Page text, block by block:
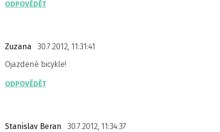
ODPOVĚDĚT
Zuzana
30.7.2012, 11:31:41
Ojazdené bicykle!
ODPOVĚDĚT
Stanislav Beran
30.7.2012, 11:34:37